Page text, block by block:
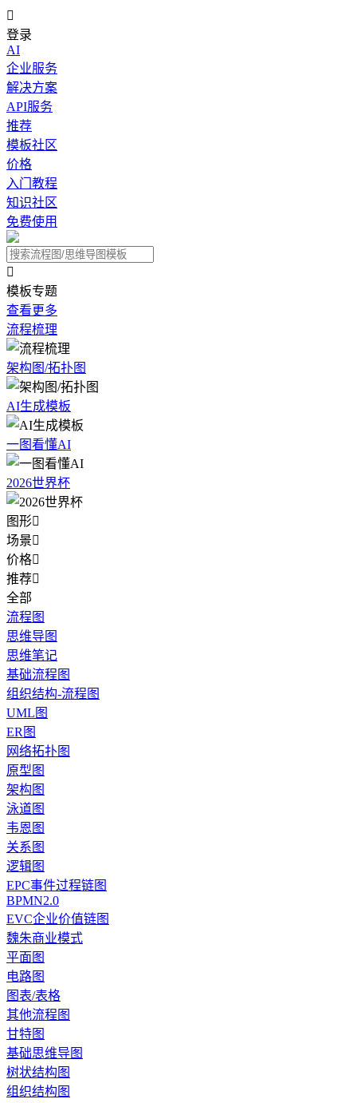

登录
AI
企业服务
解决方案
API服务
推荐
模板社区
价格
入门教程
知识社区
免费使用

模板专题
查看更多
流程梳理
架构图/拓扑图
AI生成模板
一图看懂AI
2026世界杯
图形
场景
价格
推荐
全部
流程图
思维导图
思维笔记
基础流程图
组织结构-流程图
UML图
ER图
网络拓扑图
原型图
架构图
泳道图
韦恩图
关系图
逻辑图
EPC事件过程链图
BPMN2.0
EVC企业价值链图
魏朱商业模式
平面图
电路图
图表/表格
其他流程图
甘特图
基础思维导图
树状结构图
组织结构图